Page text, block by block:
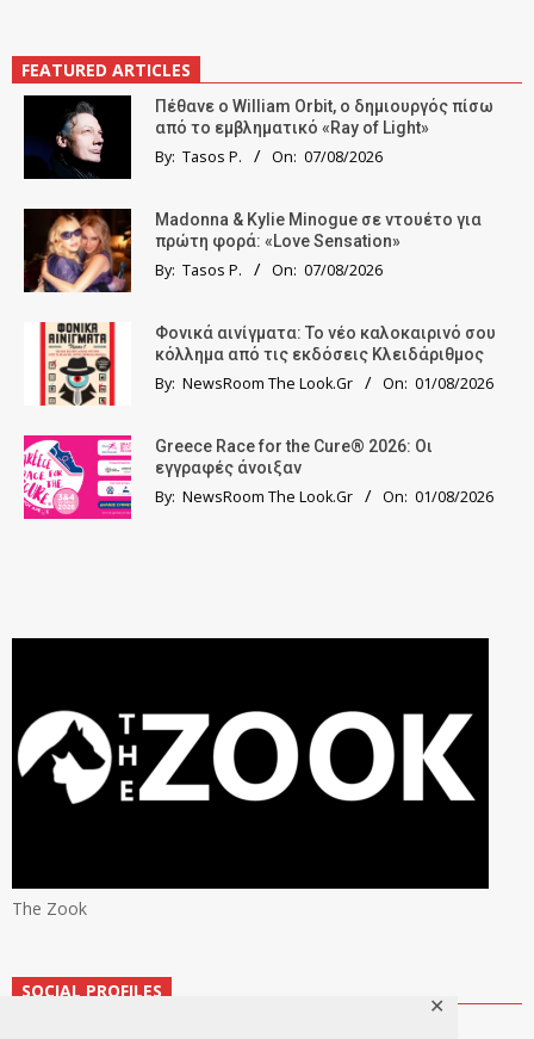
✕
FEATURED ARTICLES
Πέθανε ο William Orbit, ο δημιουργός πίσω
από το εμβληματικό «Ray of Light»
By: Tasos P. On: 07/08/2026
Madonna & Kylie Minogue σε ντουέτο για
πρώτη φορά: «Love Sensation»
By: Tasos P. On: 07/08/2026
Φονικά αινίγματα: Το νέο καλοκαιρινό σου
κόλλημα από τις εκδόσεις Κλειδάριθμος
By: NewsRoom The Look.Gr On: 01/08/2026
Greece Race for the Cure® 2026: Οι
εγγραφές άνοιξαν
By: NewsRoom The Look.Gr On: 01/08/2026
The Zook
SOCIAL PROFILES